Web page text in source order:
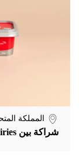
المملكة
شراكة بين Castle Dairies و Halen Môn